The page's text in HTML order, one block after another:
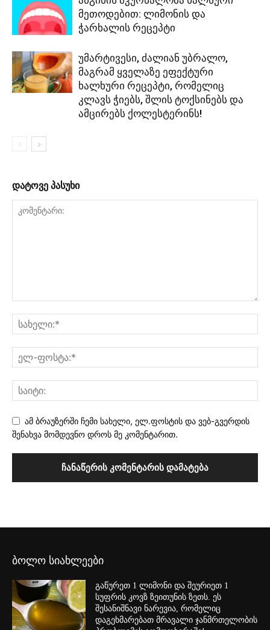
მეთოდებით: ლიმონის და
ჭარხალის რეცეპტი
უმარტივესი, ძალიან უბრალო,
მაგრამ ყველაზე ეფექტური
ხალხური რეცეპტი, რომელიც
კლავს ჭიებს, შლის ტოქსინებს და
ამცირებს ქოლესტერინს!
დატოვე პასუხი
ამ ბრაუზერში ჩემი სახელი, ელ.ფოსტის და ვებ-გვერდის
შენახვა მომდევნო დროს მე კომენტარით.
ბოლო სიახლეები
გაწურეთ 1 ლიმონი და შეურიეთ 1
სუფრის კოვზ ზეითუნის ზეთს. ეს
შესანიშნავი ნარევია, რომელიც
დაგეხმარებათ მრავალი ჯანმრთელობის